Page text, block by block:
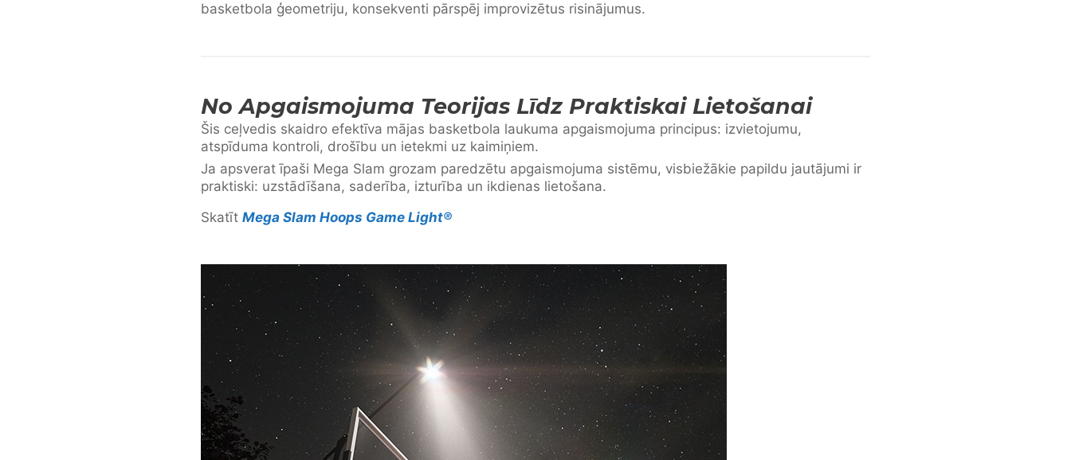
basketbola ģeometriju, konsekventi pārspēj improvizētus risinājumus.
No Apgaismojuma Teorijas Līdz Praktiskai Lietošanai
Šis ceļvedis skaidro efektīva mājas basketbola laukuma apgaismojuma principus: izvietojumu,
atspīduma kontroli, drošību un ietekmi uz kaimiņiem.
Ja apsverat īpaši Mega Slam grozam paredzētu apgaismojuma sistēmu, visbiežākie papildu jautājumi ir
praktiski: uzstādīšana, saderība, izturība un ikdienas lietošana.
Skatīt Mega Slam Hoops Game Light®